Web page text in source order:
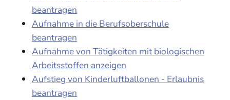
beantragen
Aufnahme in die Berufsoberschule
beantragen
Aufnahme von Tätigkeiten mit biologischen
Arbeitsstoffen anzeigen
Aufstieg von Kinderluftballonen - Erlaubnis
beantragen